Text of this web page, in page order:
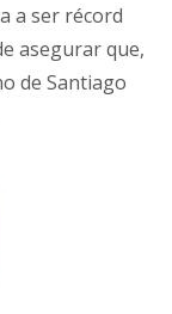
a ser récord
asegurar que,
de Santiago